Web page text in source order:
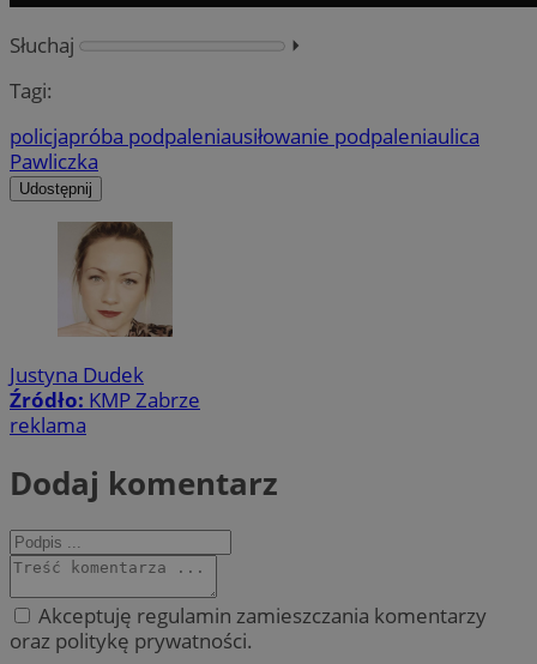
Słuchaj
⏵︎
Tagi:
policjapróba podpaleniausiłowanie podpaleniaulica
Pawliczka
Udostępnij
Justyna Dudek
Źródło: KMP Zabrze
reklama
Dodaj komentarz
Akceptuję regulamin zamieszczania komentarzy
oraz politykę prywatności.